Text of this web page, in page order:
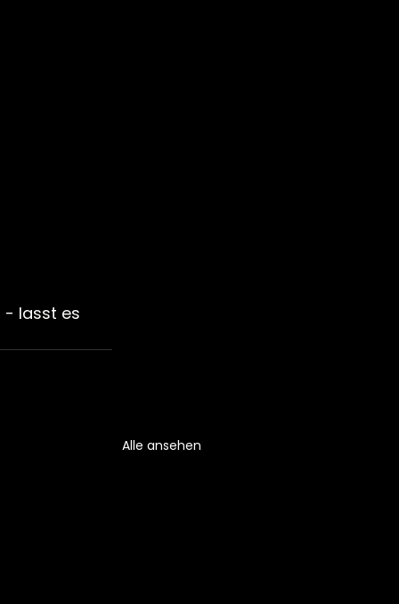
- lasst es
Alle ansehen